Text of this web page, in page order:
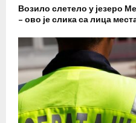
Возило слетело у језеро
– ово је слика са лица